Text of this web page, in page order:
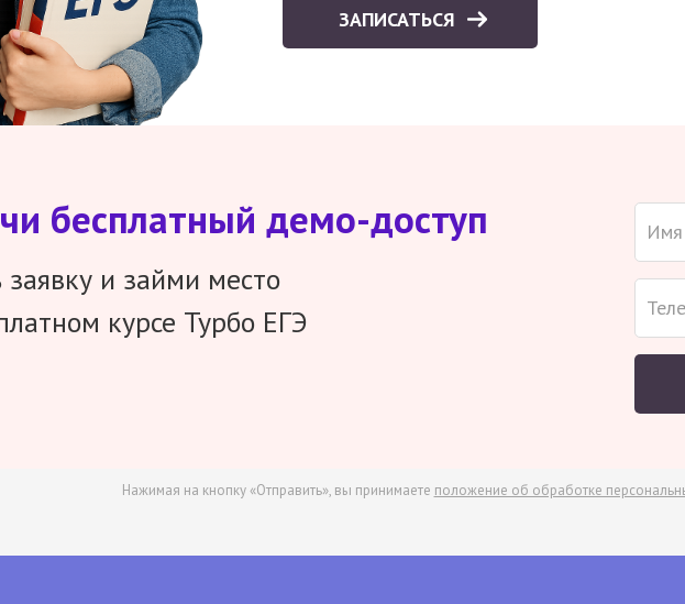
ЗАПИСАТЬСЯ
бесплатный демо-доступ
заявку и займи место
курсе Турбо ЕГЭ
Нажимая на кнопку «Отправить», вы принимаете положение об обработке